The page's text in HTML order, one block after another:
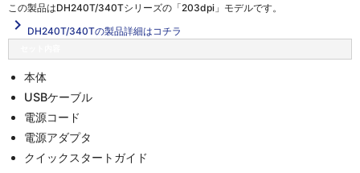
この製品はDH240T/340Tシリーズの「203dpi」 モデルです。
navigate_next DH240T/340Tの製品詳細はコチラ
本体
USBケーブル
電源コード
電源アダプタ
クイックスタートガイド